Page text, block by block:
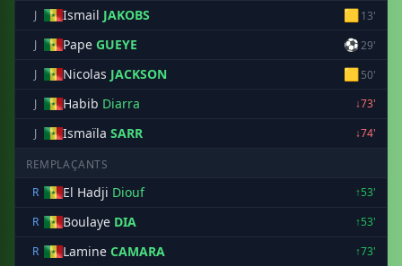
J Ismail JAKOBS 🟨13'
J
Pape GUEYE ⚽29'
J
Nicolas JACKSON 🟨50'
J
Habib Diarra
↓73'
J
Ismaïla SARR ↓74'
REMPLAÇANTS
R
El Hadji Diouf
↑53'
R
Boulaye DIA
↑53'
R
Lamine CAMARA
↑73'